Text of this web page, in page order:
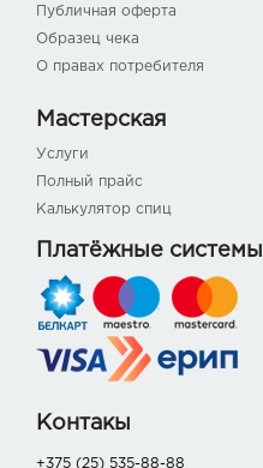
Публичная оферта
Образец чека
О правах потребителя
Мастерская
Услуги
Полный прайс
Калькулятор спиц
Платёжные системы
Контакы
+375 (25) 535-88-88